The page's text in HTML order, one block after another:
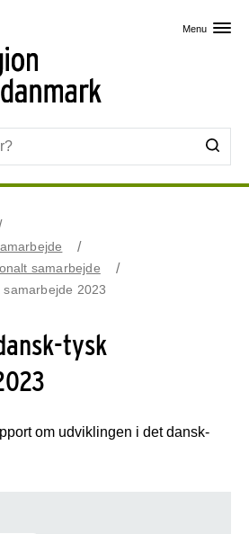
Menu
samarbejde
2023
tysk
om udviklingen i det dansk-